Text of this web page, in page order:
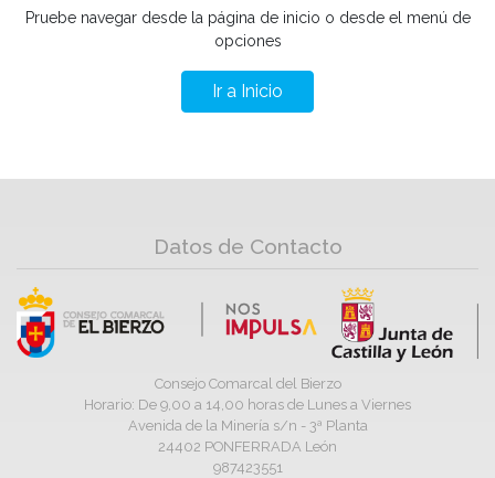
Pruebe navegar desde la página de inicio o desde el menú de
opciones
Ir a Inicio
Datos de Contacto
Consejo Comarcal del Bierzo
Horario: De 9,00 a 14,00 horas de Lunes a Viernes
Avenida de la Minería s/n - 3ª Planta
24402 PONFERRADA León
987423551